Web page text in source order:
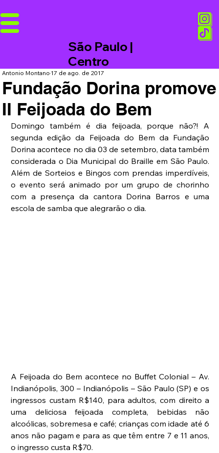
São Paulo |
Centro
Fundação Dorina promove
II Feijoada do Bem
Antonio Montano17 de ago. de 2017
Domingo também é dia feijoada, porque não?! A
segunda edição da Feijoada do Bem da Fundação
Dorina acontece no dia 03 de setembro, data também
considerada o Dia Municipal do Braille em São Paulo.
Além de Sorteios e Bingos com prendas imperdíveis,
o evento será animado por um grupo de chorinho
com a presença da cantora Dorina Barros e uma
escola de samba que alegrarão o dia.
A Feijoada do Bem acontece no Buffet Colonial – Av.
Indianópolis, 300 – Indianópolis – São Paulo (SP) e os
ingressos custam R$140, para adultos, com direito a
uma deliciosa feijoada completa, bebidas não
alcoólicas, sobremesa e café; crianças com idade até 6
anos não pagam e para as que têm entre 7 e 11 anos,
o ingresso custa R$70.